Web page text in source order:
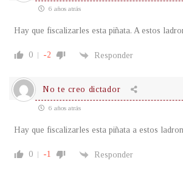
6 años atrás
Hay que fiscalizarles esta piñata. A estos
0 -2 Responder
No te creo dictador
6 años atrás
Hay que fiscalizarles esta piñata a estos
0 -1 Responder